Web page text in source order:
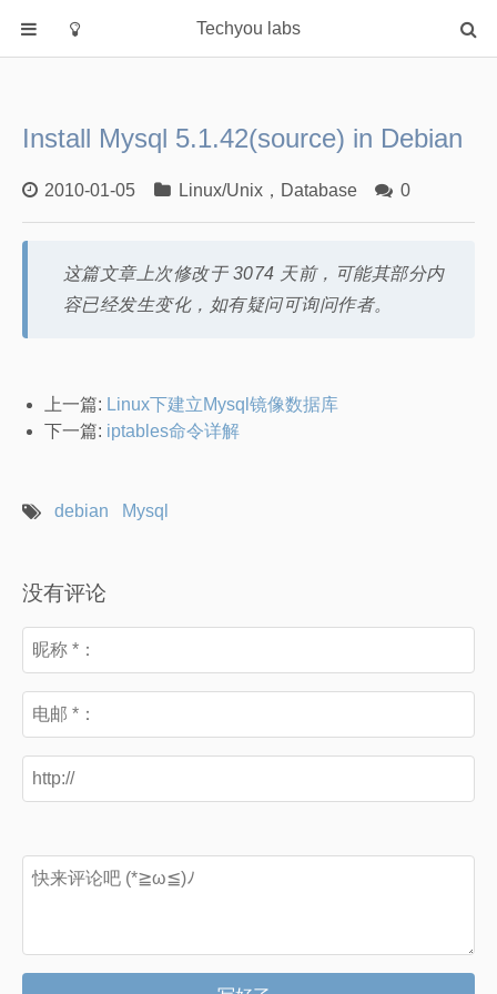
Techyou labs
Default
Linux/Unix
Database
Cloud
Networking
关于作者
Install Mysql 5.1.42(source) in Debian
2010-01-05 Linux/Unix， Database 0
这篇文章上次修改于 3074 天前，可能其部分内
容已经发生变化，如有疑问可询问作者。
上一篇: Linux下建立Mysql镜像数据库
下一篇: iptables命令详解
debian Mysql
没有评论